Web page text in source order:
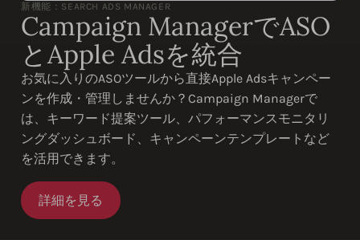
新機能：SEARCH ADS MANAGER
Campaign ManagerでASO
とApple Adsを統合
お気に入りのASOツールから直接Apple Adsキャンペー
ンを作成・管理しませんか？Campaign Managerで
は、キーワード提案ツール、パフォーマンスモニタリ
ングダッシュボード、キャンペーンテンプレートなど
を活用できます。
詳細を見る